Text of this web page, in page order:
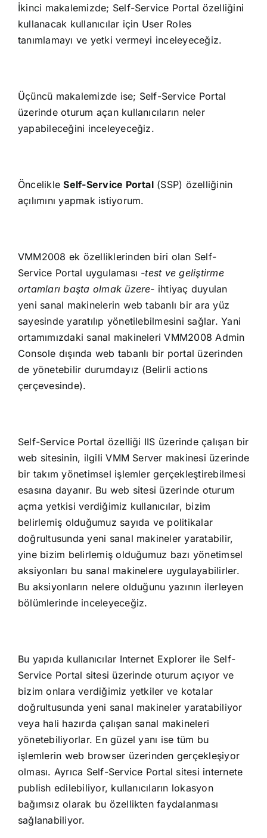
İkinci makalemizde; Self-Service Portal özelliğini
kullanacak kullanıcılar için User Roles
tanımlamayı ve yetki vermeyi inceleyeceğiz.
Üçüncü makalemizde ise; Self-Service Portal
üzerinde oturum açan kullanıcıların neler
yapabileceğini inceleyeceğiz.
ÖncelikleSelf-Service Portal(SSP) özelliğinin
açılımını yapmak istiyorum.
VMM2008 ek özelliklerinden biri olan Self-
Service Portal uygulaması -test ve geliştirme
ortamları başta olmak üzere- ihtiyaç duyulan
yeni sanal makinelerin web tabanlı bir ara yüz
sayesinde yaratılıp yönetilebilmesini sağlar. Yani
ortamımızdaki sanal makineleri VMM2008 Admin
Console dışında web tabanlı bir portal üzerinden
de yönetebilir durumdayız (Belirli actions
çerçevesinde).
Self-Service Portal özelliği IIS üzerinde çalışan bir
web sitesinin, ilgili VMM Server makinesi üzerinde
bir takım yönetimsel işlemler gerçekleştirebilmesi
esasına dayanır. Bu web sitesi üzerinde oturum
açma yetkisi verdiğimiz kullanıcılar, bizim
belirlemiş olduğumuz sayıda ve politikalar
doğrultusunda yeni sanal makineler yaratabilir,
yine bizim belirlemiş olduğumuz bazı yönetimsel
aksiyonları bu sanal makinelere uygulayabilirler.
Bu aksiyonların nelere olduğunu yazının ilerleyen
bölümlerinde inceleyeceğiz.
Bu yapıda kullanıcılar Internet Explorer ile Self-
Service Portal sitesi üzerinde oturum açıyor ve
bizim onlara verdiğimiz yetkiler ve kotalar
doğrultusunda yeni sanal makineler yaratabiliyor
veya hali hazırda çalışan sanal makineleri
yönetebiliyorlar. En güzel yanı ise tüm bu
işlemlerin web browser üzerinden gerçekleşiyor
olması. Ayrıca Self-Service Portal sitesi internete
publish edilebiliyor, kullanıcıların lokasyon
bağımsız olarak bu özellikten faydalanması
sağlanabiliyor.